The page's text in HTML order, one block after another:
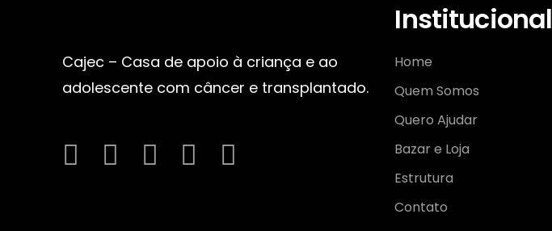
Cajec – Casa de apoio à criança e ao
adolescente com câncer e transplantado.
Institucional
Home
Quem Somos
Quero Ajudar
Bazar e Loja
Estrutura
Contato